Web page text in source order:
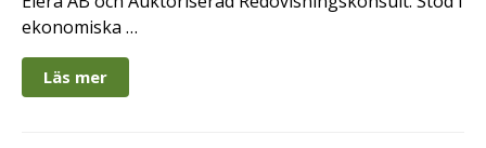
ekonomiska …
Läs mer